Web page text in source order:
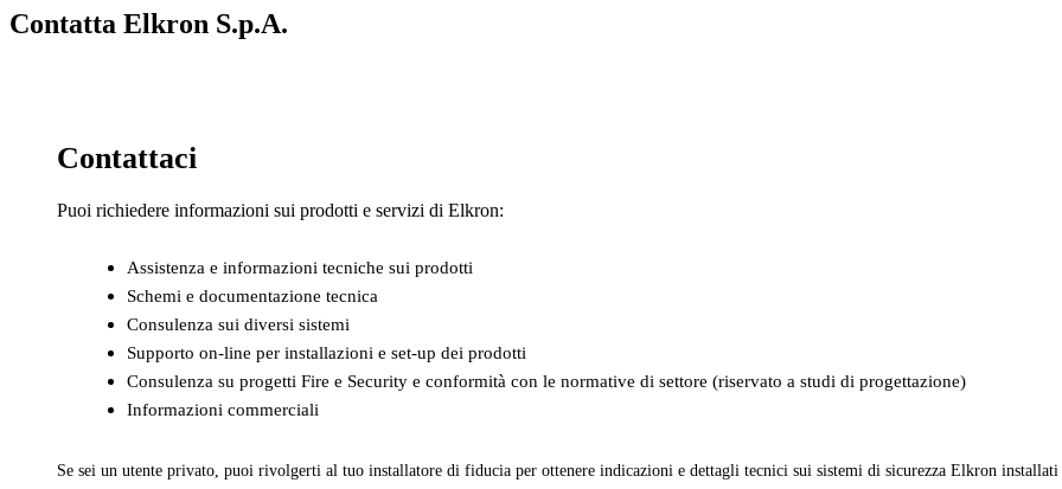
Contatta Elkron S.p.A.
Contattaci
Puoi richiedere informazioni sui prodotti e servizi di Elkron:
Assistenza e informazioni tecniche sui prodotti
Schemi e documentazione tecnica
Consulenza sui diversi sistemi
Supporto on-line per installazioni e set-up dei prodotti
Consulenza su progetti Fire e Security e conformità con le normative di settore (riservato a studi di progettazione)
Informazioni commerciali
Se sei un utente privato, puoi rivolgerti al tuo installatore di fiducia per ottenere indicazioni e dettagli tecnici sui sistemi di sicurezza Elkron installati